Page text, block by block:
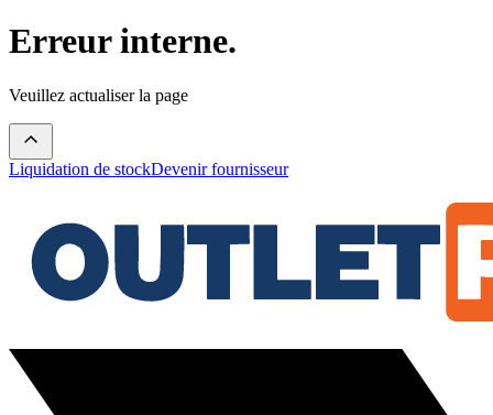
Erreur interne.
Veuillez actualiser la page
Liquidation de stockDevenir fournisseur